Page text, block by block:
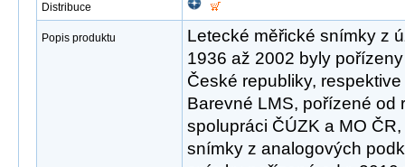
Distribuce
Popis produktu
Letecké měřické snímky z
1936 až 2002 byly
České republiky,
Barevné LMS, pořízené od
spolupráci ČÚZK a MO
snímky z analogových